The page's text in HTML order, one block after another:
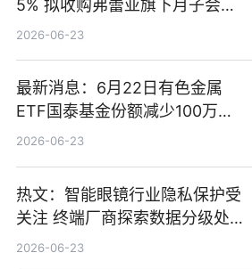
5% 拟收购弗蕾亚旗下月子会所
业务少数股权
2026-06-23
最新消息：6月22日有色金属
ETF国泰基金份额减少100万
份，重仓股紫金矿业、洛阳钼
2026-06-23
热文：智能眼镜行业隐私保护受
关注 终端厂商探索数据分级处理
等方案
2026-06-23